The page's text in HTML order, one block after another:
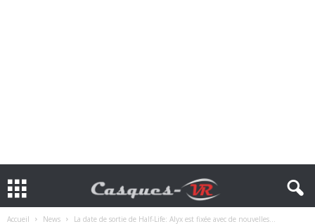
Accueil News La date de sortie de Half-Life: Alyx est fixée avec de nouvelles...